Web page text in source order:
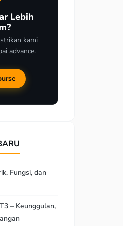
Lebih
kami
advance.
Fungsi, dan
– Keunggulan,